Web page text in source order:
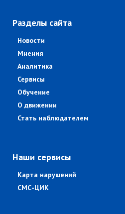
Разделы сайта
Новости
Мнения
Аналитика
Сервисы
Обучение
О движении
Стать наблюдателем
Наши сервисы
Карта нарушений
СМС-ЦИК